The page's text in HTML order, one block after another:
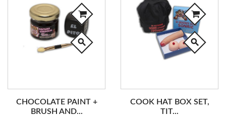
search
CHOCOLATE PAINT +
BRUSH AND...
search
COOK HAT BOX SET,
TIT...